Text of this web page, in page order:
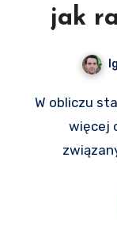
jak
W obliczu starzenia się społeczeństwa, coraz
więcej